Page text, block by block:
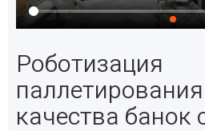
Роботизация
качества банок